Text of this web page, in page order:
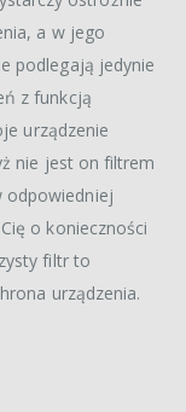
a w jego
podlegają jedynie
z funkcją
urządzenie
nie jest on filtrem
odpowiedniej
o konieczności
filtr to
urządzenia.